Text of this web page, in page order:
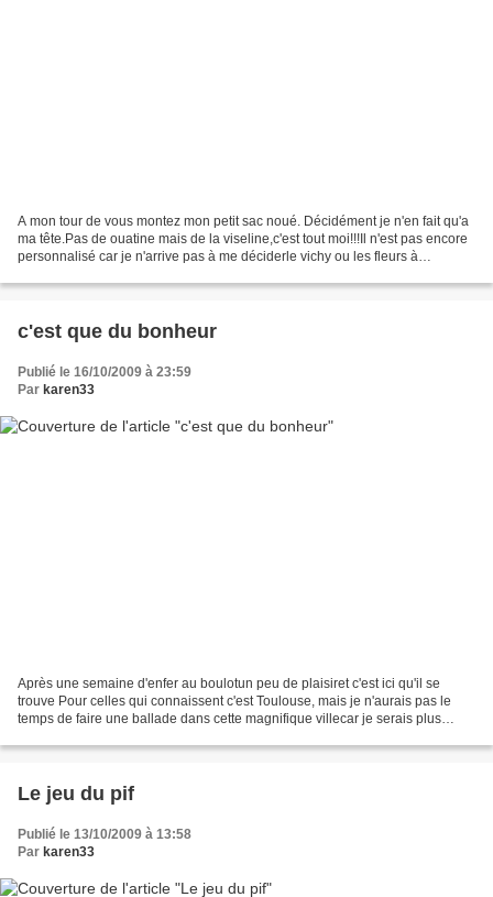
A mon tour de vous montez mon petit sac noué. Décidément je n'en fait qu'a
ma tête.Pas de ouatine mais de la viseline,c'est tout moi!!!Il n'est pas encore
personnalisé car je n'arrive pas à me déciderle vichy ou les fleurs à
c'est que du bonheur
Publié le 16/10/2009 à 23:59
Par karen33
Après une semaine d'enfer au boulotun peu de plaisiret c'est ici qu'il se
trouve Pour celles qui connaissent c'est Toulouse, mais je n'aurais pas le
temps de faire une ballade dans cette magnifique villecar je serais plus
Le jeu du pif
Publié le 13/10/2009 à 13:58
Par karen33